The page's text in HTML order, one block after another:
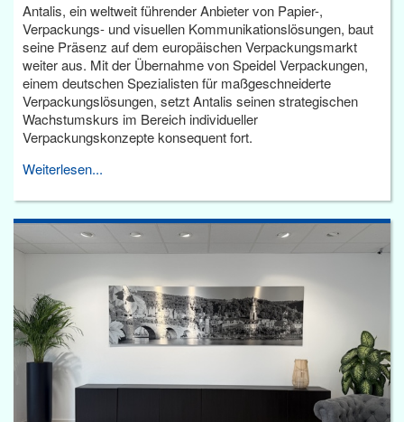
Antalis, ein weltweit führender Anbieter von Papier-,
Verpackungs- und visuellen Kommunikationslösungen, baut
seine Präsenz auf dem europäischen Verpackungsmarkt
weiter aus. Mit der Übernahme von Speidel Verpackungen,
einem deutschen Spezialisten für maßgeschneiderte
Verpackungslösungen, setzt Antalis seinen strategischen
Wachstumskurs im Bereich individueller
Verpackungskonzepte konsequent fort.
Weiterlesen...